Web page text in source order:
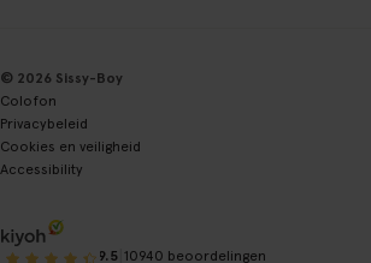
© 2026 Sissy-Boy
Colofon
Privacybeleid
Cookies en veiligheid
Accessibility
9.5 10940 beoordelingen